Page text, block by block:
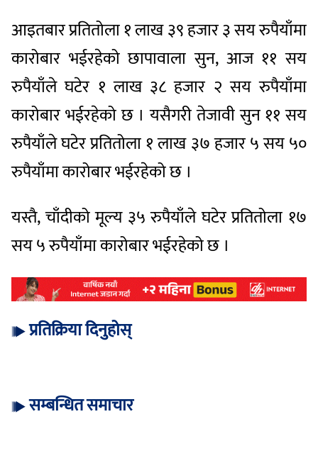
आइतबार प्रतितोला १ लाख ३९ हजार ३ सय रुपैयाँमा
कारोबार भईरहेको छापावाला सुन, आज ११ सय
रुपैयाँले घटेर १ लाख ३८ हजार २ सय रुपैयाँमा
कारोबार भईरहेको छ । यसैगरी तेजावी सुन ११ सय
रुपैयाँले घटेर प्रतितोला १ लाख ३७ हजार ५ सय ५०
रुपैयाँमा कारोबार भईरहेको छ ।
यस्तै, चाँदीको मूल्य ३५ रुपैयाँले घटेर प्रतितोला १७
सय ५ रुपैयाँमा कारोबार भईरहेको छ ।
प्रतिक्रिया दिनुहोस्
सम्बन्धित समाचार